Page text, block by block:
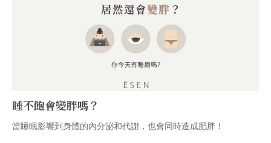
睡不飽會變胖嗎？
當睡眠影響到身體的內分泌和代謝，也會同時造成肥胖！